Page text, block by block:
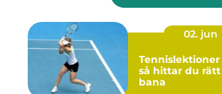
02. jun
så hittar du
bana